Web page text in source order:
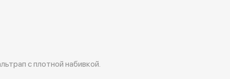
с плотной набивкой.